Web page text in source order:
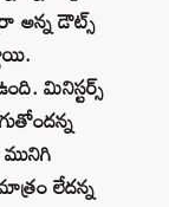
అన్న డౌట్స్‌
మినిస్టర్స్‌
లేదన్న